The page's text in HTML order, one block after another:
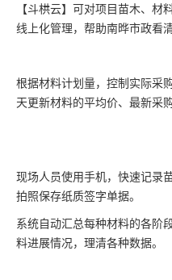
【斗栱云】可对项目苗木、
线上化管理，帮助南晔市政看
根据材料计划量，控制实际采
天更新材料的平均价、最新采购
现场人员使用手机，快速记录
拍照保存纸质签字单据。
系统自动汇总每种材料的各阶
料进展情况，理清各种数据。